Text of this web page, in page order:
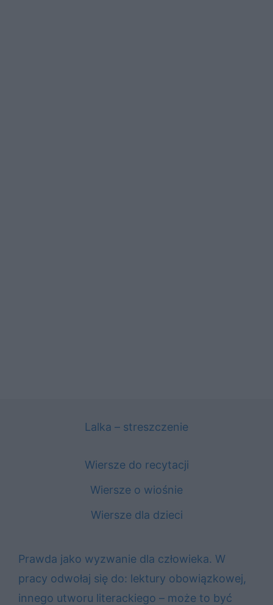
Lalka – streszczenie
Wiersze do recytacji
Wiersze o wiośnie
Wiersze dla dzieci
Prawda jako wyzwanie dla człowieka. W
pracy odwołaj się do: lektury obowiązkowej,
innego utworu literackiego – może to być